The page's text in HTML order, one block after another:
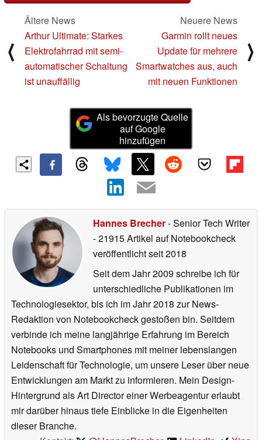
⟨
Ältere News
Arthur Ultimate: Starkes
Elektrofahrrad mit semi-
automatischer Schaltung
ist unauffällig
Neuere News
Garmin rollt neues
Update für mehrere
Smartwatches aus, auch
mit neuen Funktionen
⟩
Als bevorzugte Quelle
auf Google
hinzufügen
Hannes Brecher- Senior Tech Writer
- 21915 Artikel auf Notebookcheck
veröffentlichtseit 2018
Seit dem Jahr 2009 schreibe ich für
unterschiedliche Publikationen im
Technologiesektor, bis ich im Jahr 2018 zur News-
Redaktion von Notebookcheck gestoßen bin. Seitdem
verbinde ich meine langjährige Erfahrung im Bereich
Notebooks und Smartphones mit meiner lebenslangen
Leidenschaft für Technologie, um unsere Leser über neue
Entwicklungen am Markt zu informieren. Mein Design-
Hintergrund als Art Director einer Werbeagentur erlaubt
mir darüber hinaus tiefe Einblicke in die Eigenheiten
dieser Branche.